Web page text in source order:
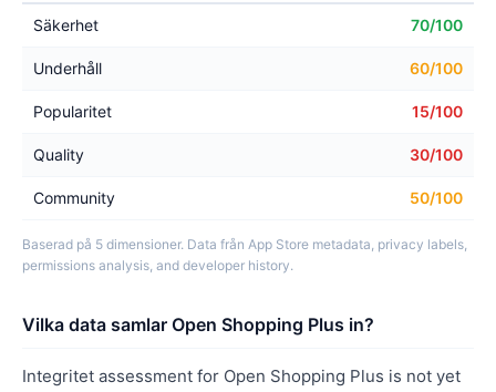
Säkerhet 70/100
Underhåll 60/100
Popularitet 15/100
Quality 30/100
Community 50/100
Baserad på 5 dimensioner. Data från App Store metadata, privacy labels,
permissions analysis, and developer history.
Vilka data samlar Open Shopping Plus in?
Integritet assessment for Open Shopping Plus is not yet